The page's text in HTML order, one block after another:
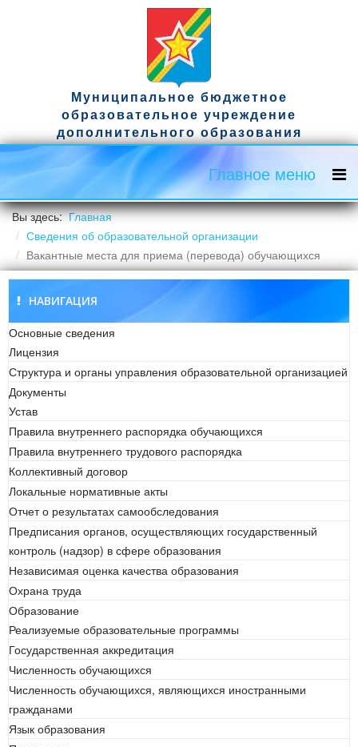
Муниципальное бюджетное
образовательное учреждение
дополнительного образования
спортивная школа имени гвардии
капитана Д.А. Ужвака
Официальный сайт
Главное меню
Вы здесь:Главная
Сведения об образовательной организации
Вакантные места для приема (перевода) обучающихся
НАВИГАЦИЯ
Основные сведения
Лицензия
Структура и органы управления образовательной организацией
Документы
Устав
Правила внутреннего распорядка обучающихся
Правила внутреннего трудового распорядка
Коллективный договор
Локальные нормативные акты
Отчет о результатах самообследования
Предписания органов, осуществляющих государственный
контроль (надзор) в сфере образования
Независимая оценка качества образования
Охрана труда
Образование
Реализуемые образовательные программы
Государственная аккредитация
Численность обучающихся
Численность обучающихся, являющихся иностранными
гражданами
Язык образования